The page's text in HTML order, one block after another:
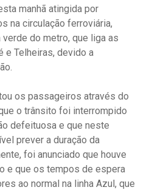
manhã atingida por
na circulação ferroviária,
do metro, que liga as
e Telheiras, devido a
os passageiros através do
o trânsito foi interrompido
defeituosa e que neste
prever a duração da
foi anunciado que houve
e que os tempos de espera
ao normal na linha Azul, que